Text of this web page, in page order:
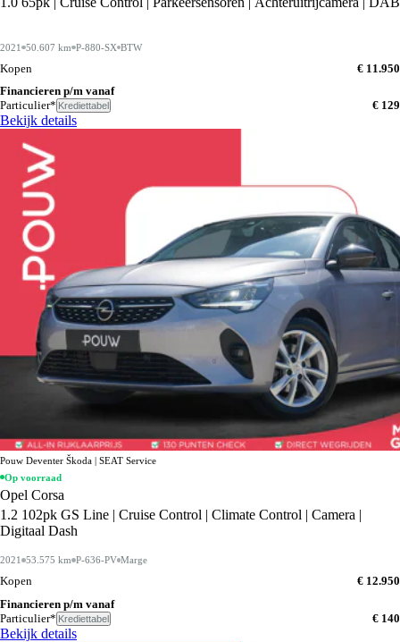
2021 50.607 km P-880-SX BTW
Kopen
€ 11.950
Financieren p/m vanaf
Particulier* Krediettabel € 129
Bekijk details
Pouw Deventer Škoda | SEAT Service
Op voorraad
Opel Corsa
1.2 102pk GS Line | Cruise Control | Climate Control | Camera |
Digitaal Dash
2021 53.575 km P-636-PV Marge
Kopen
€ 12.950
Financieren p/m vanaf
Particulier* Krediettabel € 140
Bekijk details